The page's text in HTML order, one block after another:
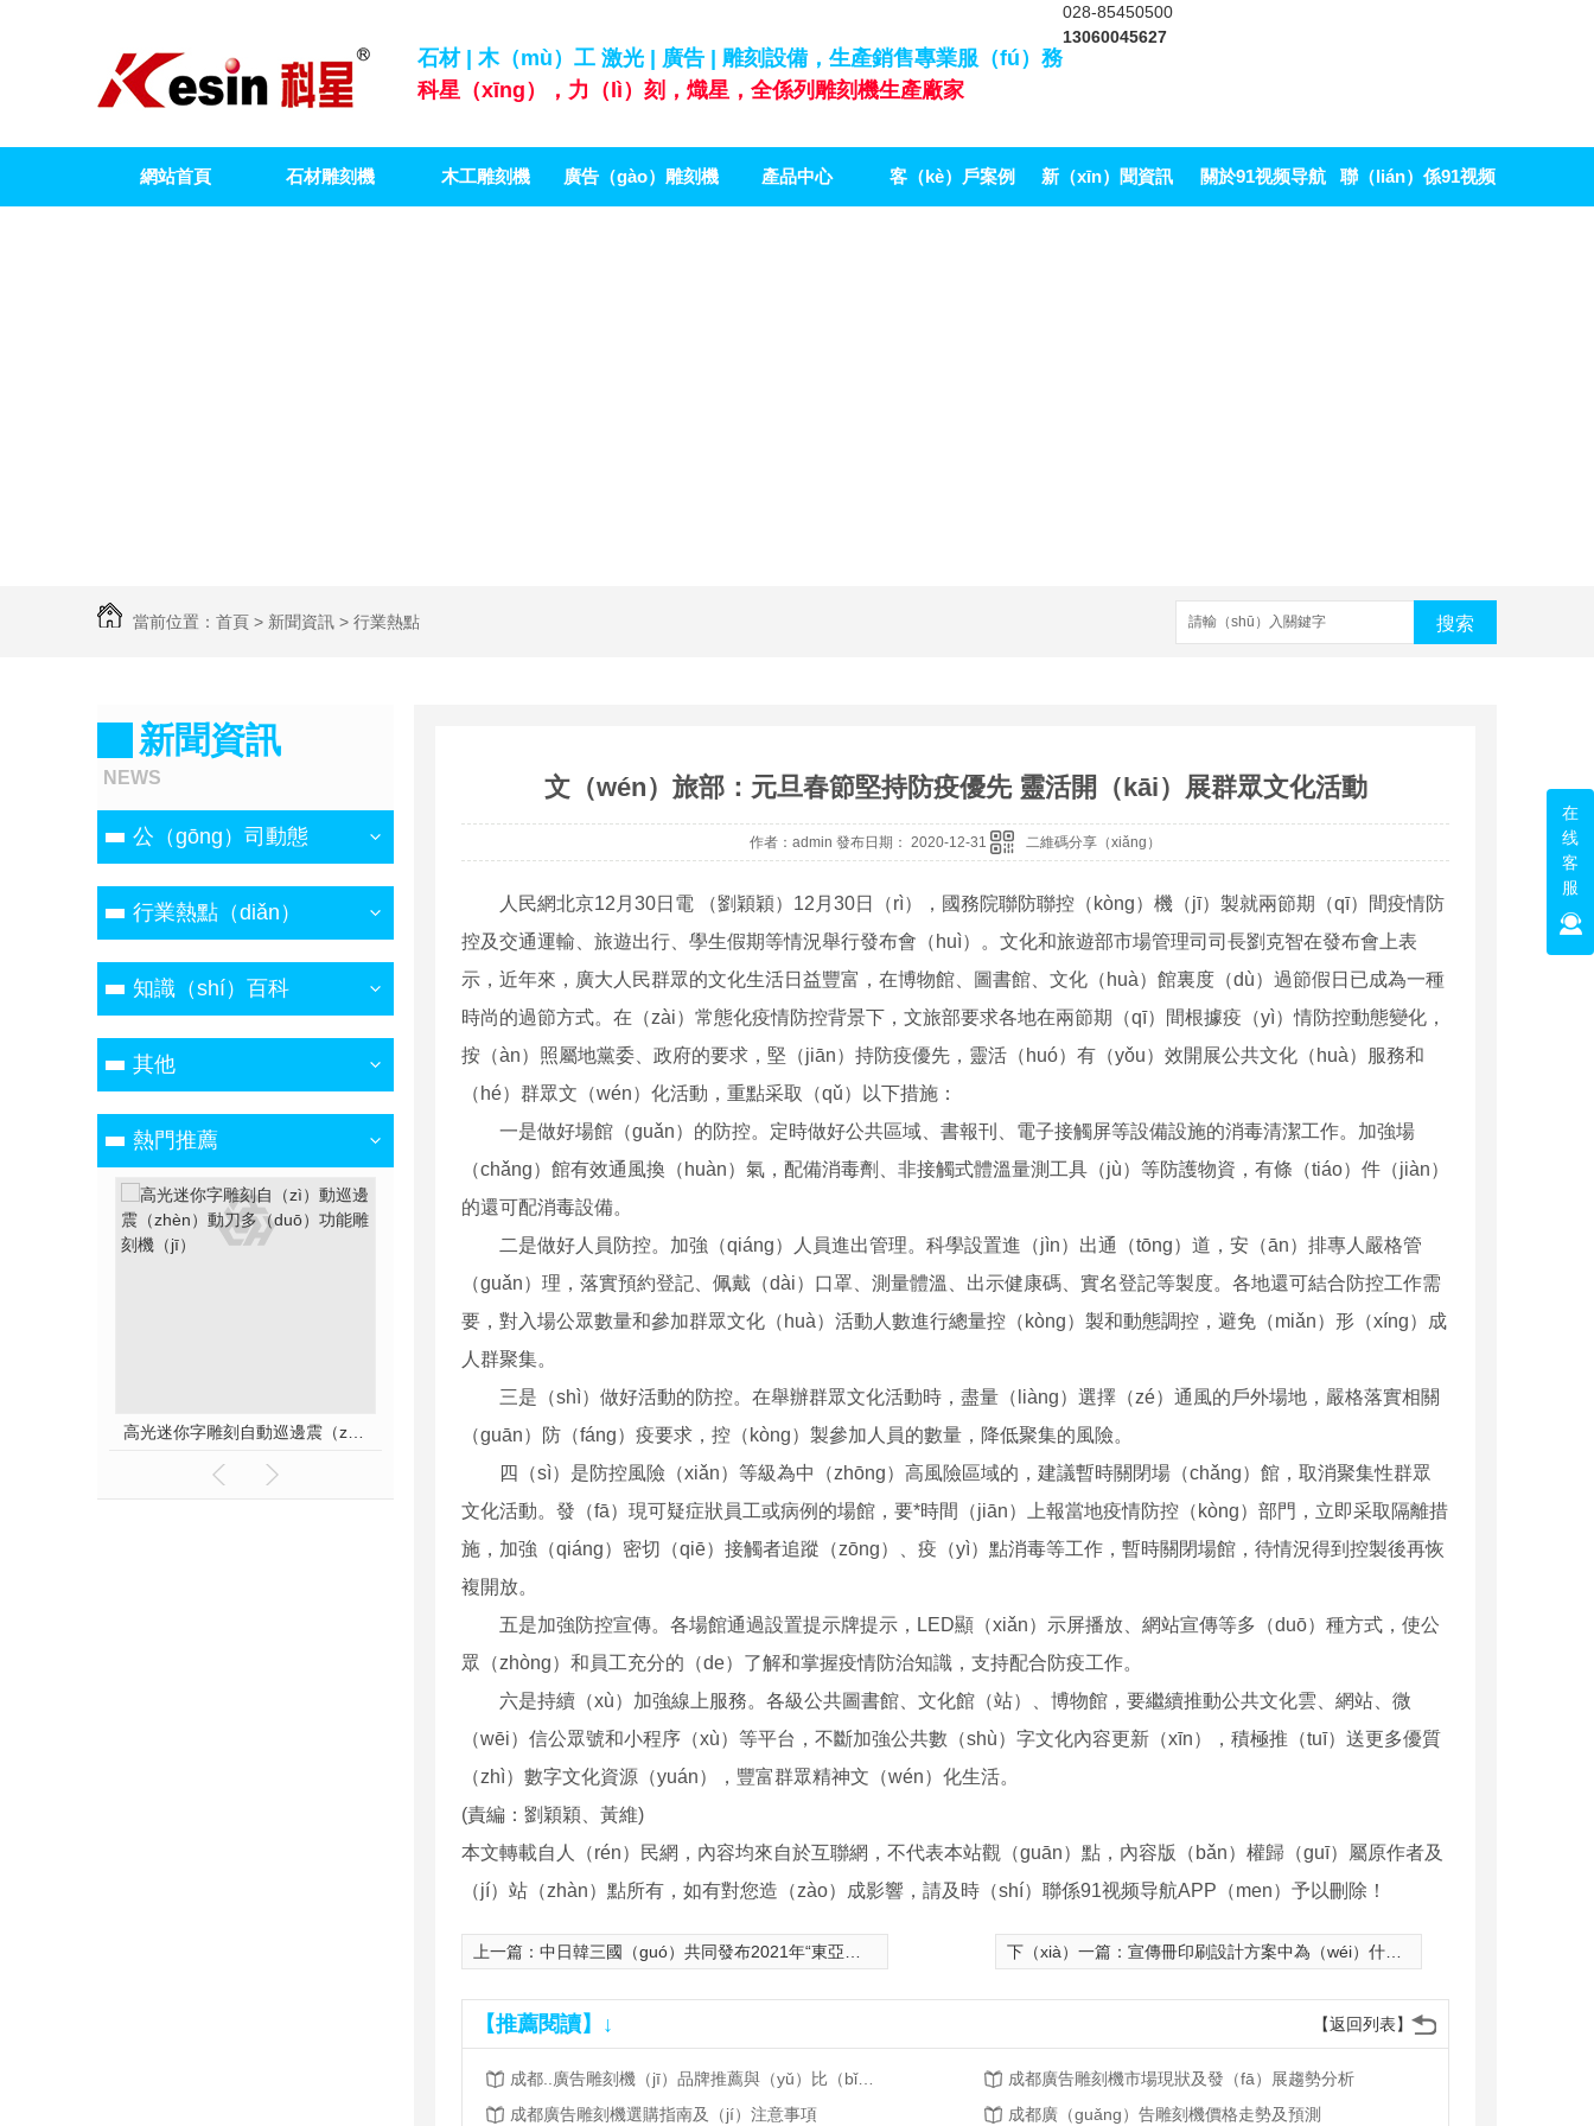
石材 | 木（mù）工 激光 | 廣告 | 雕刻設備，生產銷售專業服（fú）務
科星（xīng），力（lì）刻，熾星，全係列雕刻機生產廠家
028-85450500
13060045627
網站首頁 石材雕刻機 木工雕刻機 廣告（gào）雕刻機 產品中心 客（kè）戶案例 新（xīn）聞資訊 關於91视频导航 聯（lián）係91视频
當前位置： 首頁 > 新聞資訊 > 行業熱點 搜索
新聞資訊
NEWS
公（gōng）司動態
行業熱點（diǎn）
知識（shí）百科
其他
熱門推薦
高光迷你字雕刻自動巡邊震（zhèn）動刀多功能雕刻機 一雕一鋸（jù）平麵立體鋸片多功（gōng）能雕刻機 雕刻刀PCD金剛石雕刻刀 花崗（gǎng）岩（yán）雕刻刀
文（wén）旅部：元旦春節堅持防疫優先 靈活開（kāi）展群眾文化活動
作者：admin 發布日期： 2020-12-31 二維碼分享（xiǎng）
人民網北京12月30日電 （劉穎穎）12月30日（rì），國務院聯防聯控（kòng）機（jī）製就兩節期（qī）間疫情防
控及交通運輸、旅遊出行、學生假期等情況舉行發布會（huì）。文化和旅遊部市場管理司司長劉克智在發布會上表
示，近年來，廣大人民群眾的文化生活日益豐富，在博物館、圖書館、文化（huà）館裏度（dù）過節假日已成為一種
時尚的過節方式。在（zài）常態化疫情防控背景下，文旅部要求各地在兩節期（qī）間根據疫（yì）情防控動態變化，
按（àn）照屬地黨委、政府的要求，堅（jiān）持防疫優先，靈活（huó）有（yǒu）效開展公共文化（huà）服務和
（hé）群眾文（wén）化活動，重點采取（qǔ）以下措施：
一是做好場館（guǎn）的防控。定時做好公共區域、書報刊、電子接觸屏等設備設施的消毒清潔工作。加強場
（chǎng）館有效通風換（huàn）氣，配備消毒劑、非接觸式體溫量測工具（jù）等防護物資，有條（tiáo）件（jiàn）
的還可配消毒設備。
二是做好人員防控。加強（qiáng）人員進出管理。科學設置進（jìn）出通（tōng）道，安（ān）排專人嚴格管
（guǎn）理，落實預約登記、佩戴（dài）口罩、測量體溫、出示健康碼、實名登記等製度。各地還可結合防控工作需
要，對入場公眾數量和參加群眾文化（huà）活動人數進行總量控（kòng）製和動態調控，避免（miǎn）形（xíng）成
人群聚集。
三是（shì）做好活動的防控。在舉辦群眾文化活動時，盡量（liàng）選擇（zé）通風的戶外場地，嚴格落實相關
（guān）防（fáng）疫要求，控（kòng）製參加人員的數量，降低聚集的風險。
四（sì）是防控風險（xiǎn）等級為中（zhōng）高風險區域的，建議暫時關閉場（chǎng）館，取消聚集性群眾
文化活動。發（fā）現可疑症狀員工或病例的場館，要*時間（jiān）上報當地疫情防控（kòng）部門，立即采取隔離措
施，加強（qiáng）密切（qiē）接觸者追蹤（zōng）、疫（yì）點消毒等工作，暫時關閉場館，待情況得到控製後再恢
複開放。
五是加強防控宣傳。各場館通過設置提示牌提示，LED顯（xiǎn）示屏播放、網站宣傳等多（duō）種方式，使公
眾（zhòng）和員工充分的（de）了解和掌握疫情防治知識，支持配合防疫工作。
六是持續（xù）加強線上服務。各級公共圖書館、文化館（站）、博物館，要繼續推動公共文化雲、網站、微
（wēi）信公眾號和小程序（xù）等平台，不斷加強公共數（shù）字文化內容更新（xīn），積極推（tuī）送更多優質
（zhì）數字文化資源（yuán），豐富群眾精神文（wén）化生活。
(責編：劉穎穎、黃維)
本文轉載自人（rén）民網，內容均來自於互聯網，不代表本站觀（guān）點，內容版（bǎn）權歸（guī）屬原作者及
（jí）站（zhàn）點所有，如有對您造（zào）成影響，請及時（shí）聯係91视频导航APP（men）予以刪除！
上一篇： 中日韓三國（guó）共同發布2021年“東亞文化之都”當選城市 下（xià）一篇： 宣傳冊印刷設計方案中為（wéi）什麽要采用銅板紙？
【返回列表】
【推薦閱讀】↓
成都..廣告雕刻機（jī）品牌推薦與（yǔ）比（bǐ）較
成都廣告雕刻機市場現狀及發（fā）展趨勢分析
成都廣告雕刻機選購指南及（jí）注意事項
成都廣（guǎng）告雕刻機價格走勢及預測
在
线
客
服